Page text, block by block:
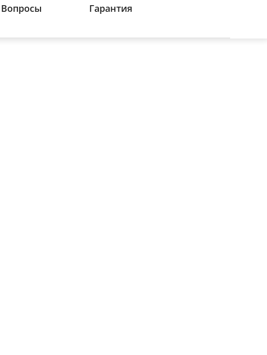
Вопросы Гарантия